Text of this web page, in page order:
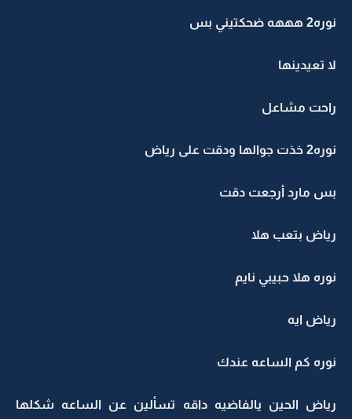
نوره2 هههه ضحكتيني بس
لا تعيدينها
راحت مشاعل
نوره2 خذت جوالها ودقت على رياض
بس مارد أرجعت دقت
رياض بتعب هلا
نوره هلا حبيبي نايم
رياض ايه
نوره كم الساعه عندك
رياض الحين يالفاضيه داقه تسألين عن الساعه شكلها